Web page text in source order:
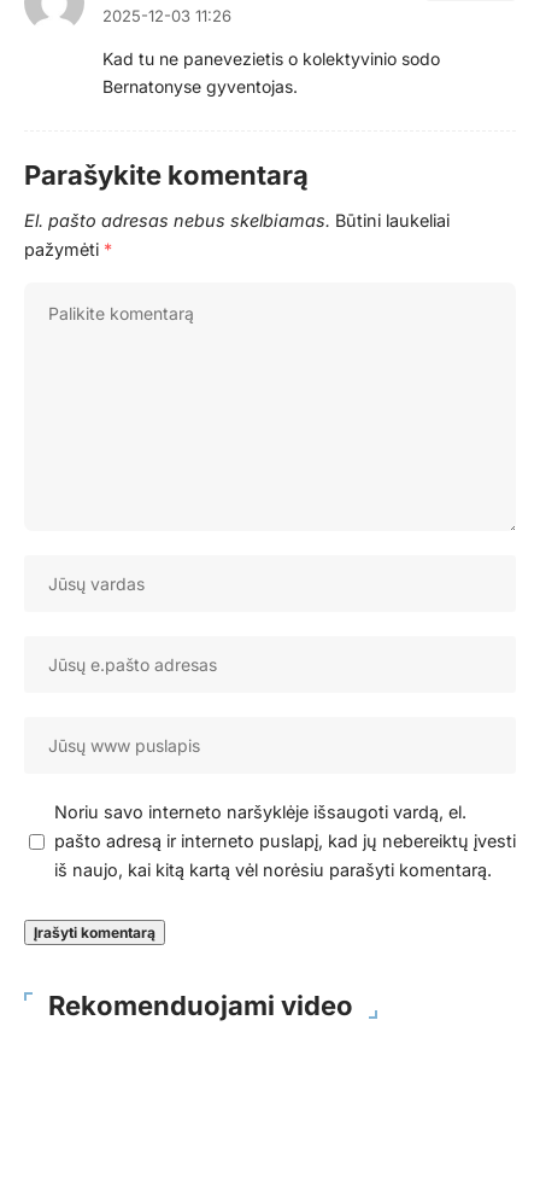
2025-12-03 11:26
Kad tu ne panevezietis o kolektyvinio sodo
Bernatonyse gyventojas.
Parašykite komentarą
El. pašto adresas nebus skelbiamas. Būtini laukeliai
pažymėti *
Noriu savo interneto naršyklėje išsaugoti vardą, el.
pašto adresą ir interneto puslapį, kad jų nebereiktų įvesti
iš naujo, kai kitą kartą vėl norėsiu parašyti komentarą.
Rekomenduojami video